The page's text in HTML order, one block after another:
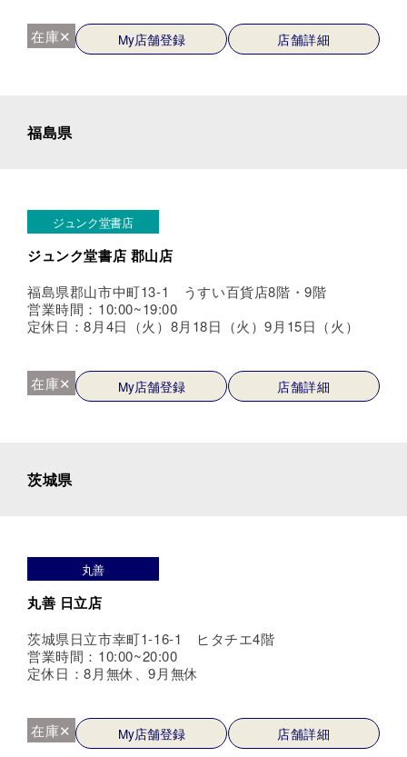
在庫✕ My店舗登録 店舗詳細
福島県
ジュンク堂書店
ジュンク堂書店 郡山店
福島県郡山市中町13-1 うすい百貨店8階・9階
営業時間：10:00~19:00
定休日：8月4日（火）8月18日（火）9月15日（火）
在庫✕ My店舗登録 店舗詳細
茨城県
丸善
丸善 日立店
茨城県日立市幸町1-16-1 ヒタチエ4階
営業時間：10:00~20:00
定休日：8月無休、9月無休
在庫✕ My店舗登録 店舗詳細